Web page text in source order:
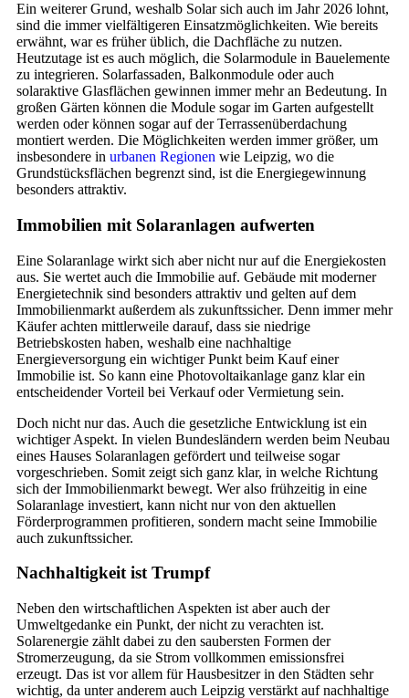
Ein weiterer Grund, weshalb Solar sich auch im Jahr 2026 lohnt,
sind die immer vielfältigeren Einsatzmöglichkeiten. Wie bereits
erwähnt, war es früher üblich, die Dachfläche zu nutzen.
Heutzutage ist es auch möglich, die Solarmodule in Bauelemente
zu integrieren. Solarfassaden, Balkonmodule oder auch
solaraktive Glasflächen gewinnen immer mehr an Bedeutung. In
großen Gärten können die Module sogar im Garten aufgestellt
werden oder können sogar auf der Terrassenüberdachung
montiert werden. Die Möglichkeiten werden immer größer, um
insbesondere in urbanen Regionen wie Leipzig, wo die
Grundstücksflächen begrenzt sind, ist die Energiegewinnung
besonders attraktiv.
Immobilien mit Solaranlagen aufwerten
Eine Solaranlage wirkt sich aber nicht nur auf die Energiekosten
aus. Sie wertet auch die Immobilie auf. Gebäude mit moderner
Energietechnik sind besonders attraktiv und gelten auf dem
Immobilienmarkt außerdem als zukunftssicher. Denn immer mehr
Käufer achten mittlerweile darauf, dass sie niedrige
Betriebskosten haben, weshalb eine nachhaltige
Energieversorgung ein wichtiger Punkt beim Kauf einer
Immobilie ist. So kann eine Photovoltaikanlage ganz klar ein
entscheidender Vorteil bei Verkauf oder Vermietung sein.
Doch nicht nur das. Auch die gesetzliche Entwicklung ist ein
wichtiger Aspekt. In vielen Bundesländern werden beim Neubau
eines Hauses Solaranlagen gefördert und teilweise sogar
vorgeschrieben. Somit zeigt sich ganz klar, in welche Richtung
sich der Immobilienmarkt bewegt. Wer also frühzeitig in eine
Solaranlage investiert, kann nicht nur von den aktuellen
Förderprogrammen profitieren, sondern macht seine Immobilie
auch zukunftssicher.
Nachhaltigkeit ist Trumpf
Neben den wirtschaftlichen Aspekten ist aber auch der
Umweltgedanke ein Punkt, der nicht zu verachten ist.
Solarenergie zählt dabei zu den saubersten Formen der
Stromerzeugung, da sie Strom vollkommen emissionsfrei
erzeugt. Das ist vor allem für Hausbesitzer in den Städten sehr
wichtig, da unter anderem auch Leipzig verstärkt auf nachhaltige